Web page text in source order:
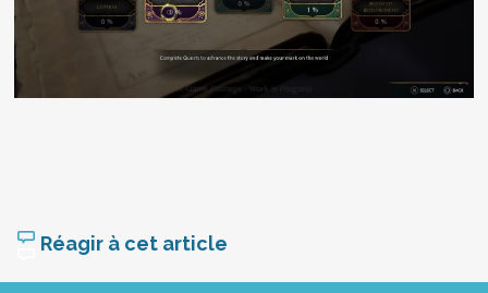
Réagir à cet article